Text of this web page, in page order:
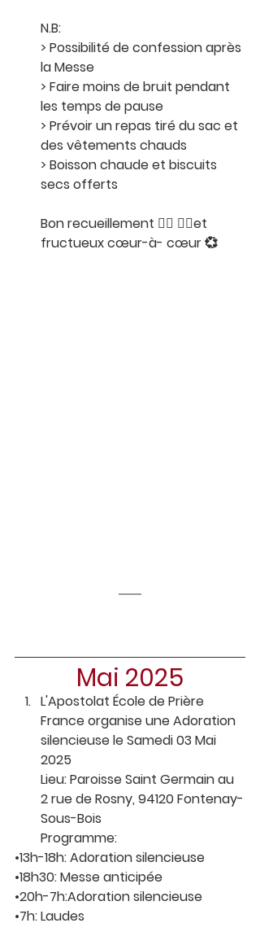
N.B:
> Possibilité de confession après
la Messe
> Faire moins de bruit pendant
les temps de pause
> Prévoir un repas tiré du sac et
des vêtements chauds
> Boisson chaude et biscuits
secs offerts
Bon recueillement 🧎‍♂️ 🧎‍♀️et
fructueux cœur-à- cœur 💞
Mai 2025
L'Apostolat École de Prière
France organise une Adoration
silencieuse le Samedi 03 Mai
2025
Lieu: Paroisse Saint Germain au
2 rue de Rosny, 94120 Fontenay-
Sous-Bois
Programme:
•13h-18h: Adoration silencieuse
•18h30: Messe anticipée
•20h-7h:Adoration silencieuse
•7h: Laudes